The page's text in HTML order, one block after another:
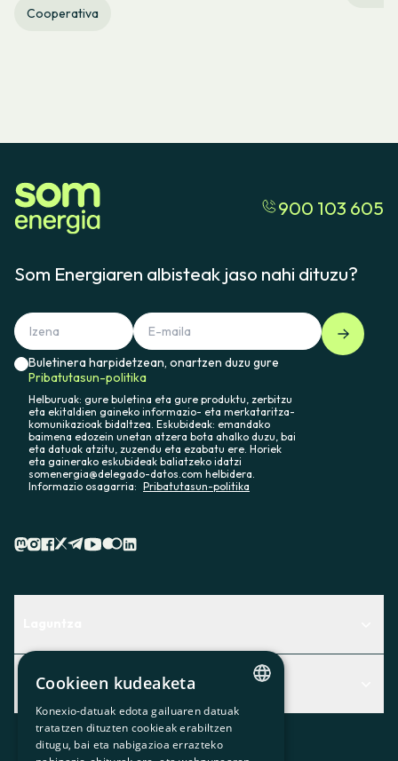
Cooperativa
900 103 605
Som Energiaren albisteak jaso nahi dituzu?
Buletinera harpidetzean, onartzen duzu gure
Pribatutasun-politika
Helburuak: gure buletina eta gure produktu, zerbitzu
eta ekitaldien gaineko informazio- eta merkataritza-
komunikazioak bidaltzea. Eskubideak: emandako
baimena edozein unetan atzera bota ahalko duzu, bai
eta datuak atzitu, zuzendu eta ezabatu ere. Horiek
eta gainerako eskubideak baliatzeko idatzi
somenergia@delegado-datos.com helbidera.
Informazio osagarria: Pribatutasun-politika
Centro de Ayuda
Aurkitu zerbitzurik egokiena zuretzat
Contacto
Albisteak
Albisteak
Bazkideen txokoa
CATALAN
SPANISH
Cookieen kudeaketa
Konexio-datuak edota gailuaren datuak
tratatzen dituzten cookieak erabiltzen
ditugu, bai eta nabigazioa errazteko